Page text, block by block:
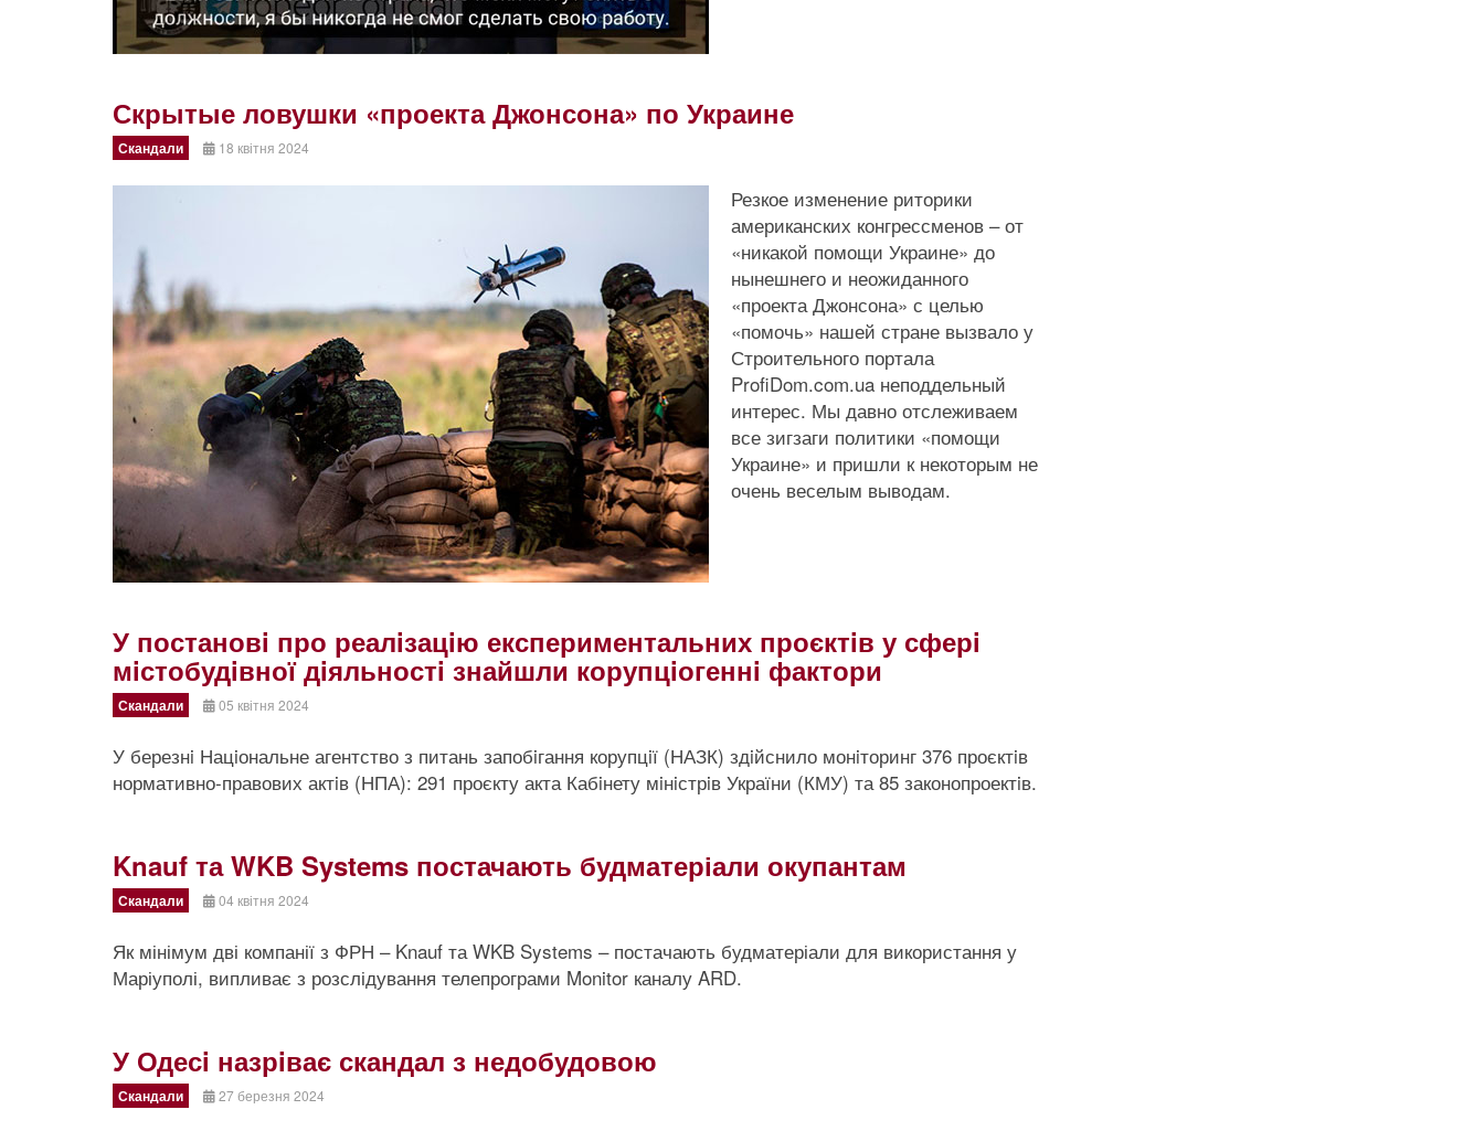
Скрытые ловушки «проекта Джонсона» по Украине
Скандали 18 квітня 2024
Резкое изменение риторики
американских конгрессменов – от
«никакой помощи Украине» до
нынешнего и неожиданного
«проекта Джонсона» с целью
«помочь» нашей стране вызвало у
Строительного портала
ProfiDom.com.ua неподдельный
интерес. Мы давно отслеживаем
все зигзаги политики «помощи
Украине» и пришли к некоторым не
очень веселым выводам.
У постановi про реалiзацiю експериментальних проєктiв у сферi
мiстобудiвної дiяльностi знайшли корупцiогеннi фактори
Скандали 05 квітня 2024
У березнi Нацiональне агентство з питань запобiгання корупцiї (НАЗК) здiйснило монiторинг 376 проєктiв
нормативно-правових актiв (НПА): 291 проєкту акта Кабiнету мiнiстрiв України (КМУ) та 85 законопроектiв.
Knauf та WKB Systems постачають будматеріали окупантам
Скандали 04 квітня 2024
Як мінімум дві компанії з ФРН – Knauf та WKB Systems – постачають будматеріали для використання у
Маріуполі, випливає з розслідування телепрограми Monitor каналу ARD.
У Одесi назрiває скандал з недобудовою
Скандали 27 березня 2024